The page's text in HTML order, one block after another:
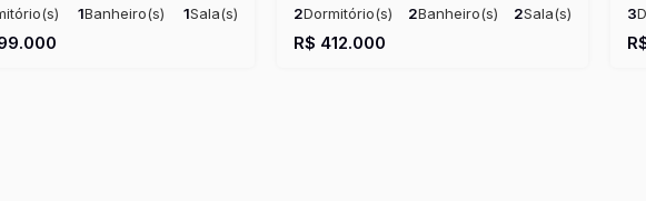
1Banheiro(s) 1Sala(s)
R$ 412.000
2Dormitório(s) 2Banheiro(s) 2Sala(s)
2 Vaga(s)
3
2